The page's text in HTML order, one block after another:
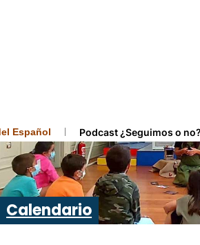
Español Podcast ¿Seguimos o no?
Calendario